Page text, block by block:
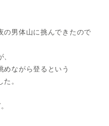
の男体山に挑んできたので
めながら登るという
。